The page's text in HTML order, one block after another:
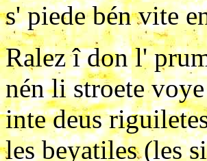
s' piede bén vite
Ralez î don l'
nén li stroete
inte deus
les beyatiles (les